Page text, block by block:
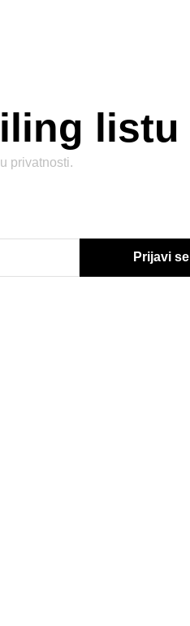
listu
privatnosti.
Prijavi se